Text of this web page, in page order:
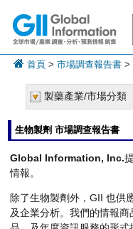
首頁 >市場調查報告書 >
製藥產業/市場分類
生物製劑 市場調查報告書
Global Information, Inc.
情報。
除了生物製劑外，GII 也供
及企業分析。我們的情報